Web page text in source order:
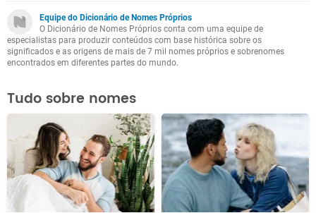
Outro
Equipe do Dicionário de Nomes Próprios
O Dicionário de Nomes Próprios conta com uma equipe de
especialistas para produzir conteúdos com base histórica sobre os
significados e as origens de mais de 7 mil nomes próprios e sobrenomes
encontrados em diferentes partes do mundo.
Tudo sobre nomes